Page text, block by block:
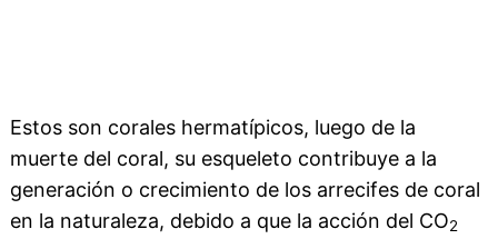
Estos son corales hermatípicos, luego de la
muerte del coral, su esqueleto contribuye a la
generación o crecimiento de los arrecifes de coral
en la naturaleza, debido a que la acción del CO2